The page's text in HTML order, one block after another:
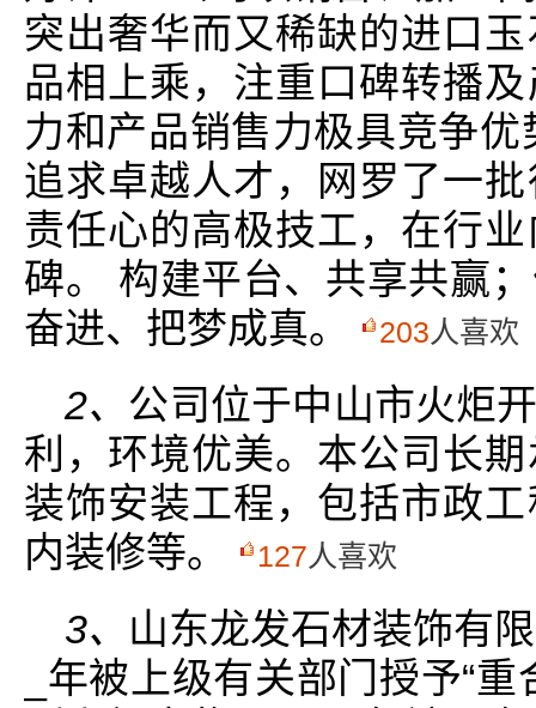
突出奢华而又稀缺的进口
品相上乘，注重口碑转播
力和产品销售力极具竞争
追求卓越人才，网罗了一
责任心的高极技工，在行
碑。 构建平台、共享共赢
奋进、把梦成真。
203人喜欢
2、 公司位于中山市火炬
利，环境优美。本公司长
装饰安装工程，包括市政
内装修等。
127人喜欢
3、 山东龙发石材装饰有
_年被上级有关部门授予“